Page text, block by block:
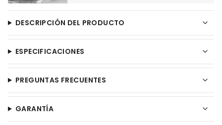
DESCRIPCIÓN DEL PRODUCTO
ESPECIFICACIONES
PREGUNTAS FRECUENTES
GARANTÍA